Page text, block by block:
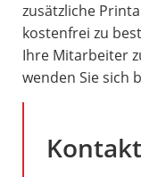
zusätzliche
kostenfrei zu
Ihre Mitarbeiter
wenden Sie sich